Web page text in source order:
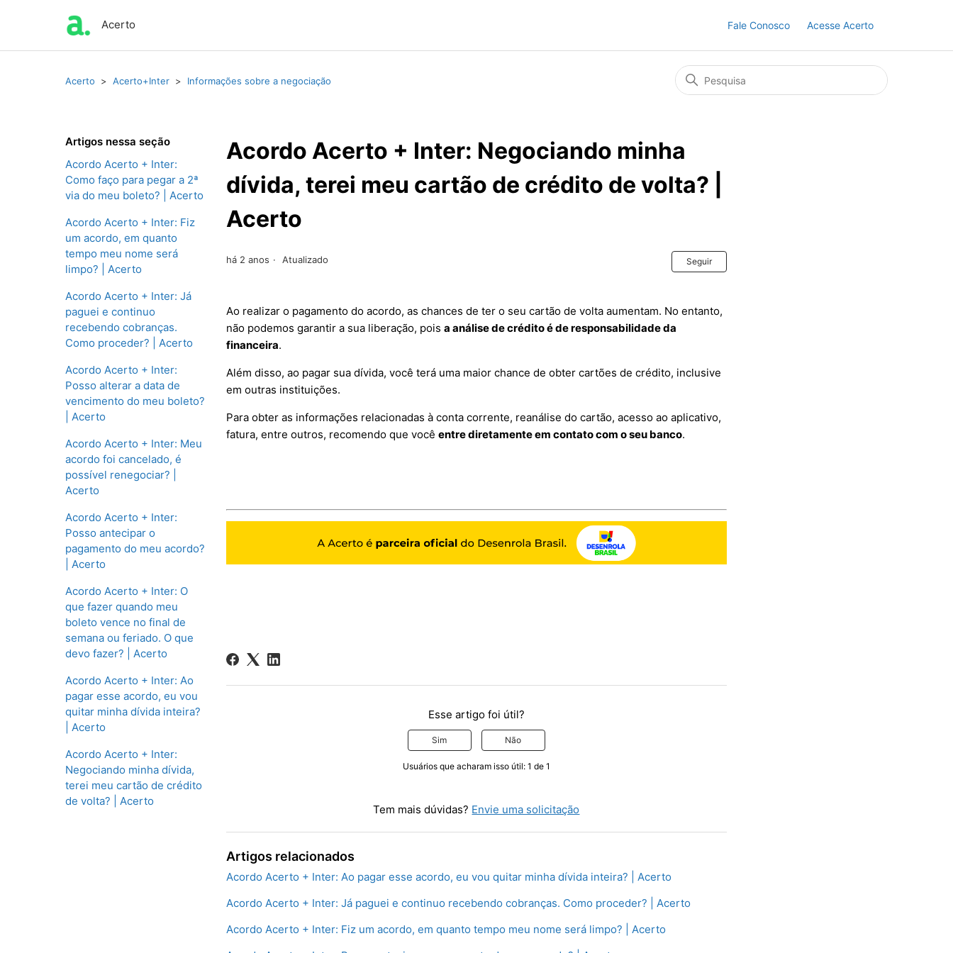
Acerto Fale Conosco Acesse Acerto
Acerto Acerto+Inter Informações sobre a negociação
Artigos nessa seção
Acordo Acerto + Inter:
Como faço para pegar a 2ª
via do meu boleto? | Acerto
Acordo Acerto + Inter: Fiz
um acordo, em quanto
tempo meu nome será
limpo? | Acerto
Acordo Acerto + Inter: Já
paguei e continuo
recebendo cobranças.
Como proceder? | Acerto
Acordo Acerto + Inter:
Posso alterar a data de
vencimento do meu boleto?
| Acerto
Acordo Acerto + Inter: Meu
acordo foi cancelado, é
possível renegociar? |
Acerto
Acordo Acerto + Inter:
Posso antecipar o
pagamento do meu acordo?
| Acerto
Acordo Acerto + Inter: O
que fazer quando meu
boleto vence no final de
semana ou feriado. O que
devo fazer? | Acerto
Acordo Acerto + Inter: Ao
pagar esse acordo, eu vou
quitar minha dívida inteira?
| Acerto
Acordo Acerto + Inter:
Negociando minha dívida,
terei meu cartão de crédito
de volta? | Acerto
Acordo Acerto + Inter: Negociando minha
dívida, terei meu cartão de crédito de volta? |
Acerto
há 2 anos Atualizado Seguir
Ao realizar o pagamento do acordo, as chances de ter o seu cartão de volta aumentam. No entanto,
não podemos garantir a sua liberação, poisa análise de crédito é de responsabilidade da
financeira.
Além disso, ao pagar sua dívida, você terá uma maior chance de obter cartões de crédito, inclusive
em outras instituições.
Para obter as informações relacionadas à conta corrente, reanálise do cartão, acesso ao aplicativo,
fatura, entre outros, recomendo que vocêentre diretamente em contato com o seu banco.
Esse artigo foi útil?
Sim Não
Usuários que acharam isso útil: 1 de 1
Tem mais dúvidas? Envie uma solicitação
Artigos relacionados
Acordo Acerto + Inter: Ao pagar esse acordo, eu vou quitar minha dívida inteira? | Acerto
Acordo Acerto + Inter: Já paguei e continuo recebendo cobranças. Como proceder? | Acerto
Acordo Acerto + Inter: Fiz um acordo, em quanto tempo meu nome será limpo? | Acerto